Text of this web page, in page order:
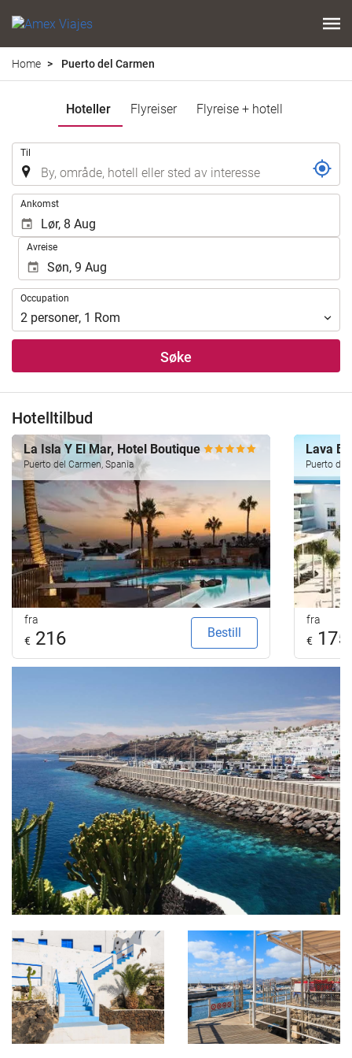
Home Puerto del Carmen
Hoteller Flyreiser Flyreise + hotell
Til
Ankomst
Avreise
Occupation
Occupation
2 personer, 1 Rom
Søke
Hotelltilbud
La Isla Y El Mar, Hotel Boutique
Puerto del Carmen, Spania
fra
€ 216 Bestill
Lava
Puerto del
fra
€175